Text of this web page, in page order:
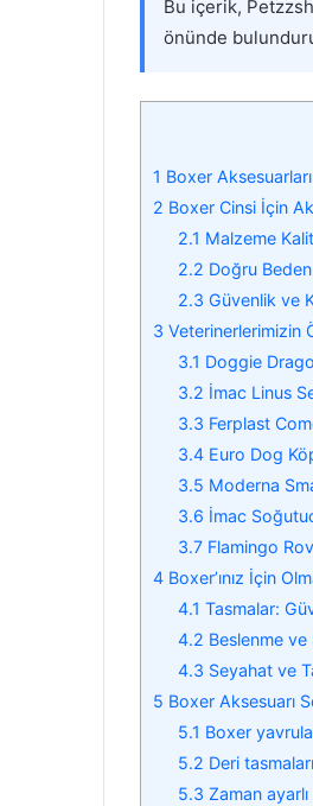
Bu içerik,
önünde
1 Boxer
2 Boxer Cinsi İçin
2.1 Malzeme
2.2 Doğru
2.3 Güvenlik ve
3 Veterinerlerimizin
3.1 Doggie
3.2 İmac Linus
3.3 Ferplast
3.4 Euro Dog
3.5 Moderna
3.6 İmac
3.7 Flamingo
4 Boxer’ınız İçin
4.1 Tasmalar:
4.2 Beslenme ve
4.3 Seyahat ve
5 Boxer Aksesuarı
5.1 Boxer
5.2 Deri
5.3 Zaman